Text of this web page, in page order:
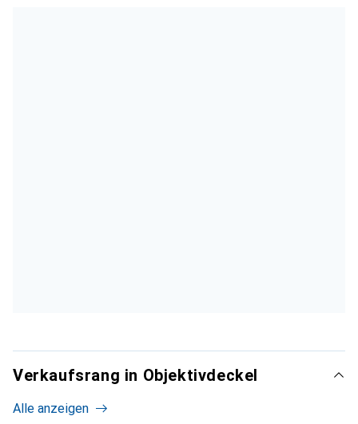
Verkaufsrang in Objektivdeckel
Alle anzeigen